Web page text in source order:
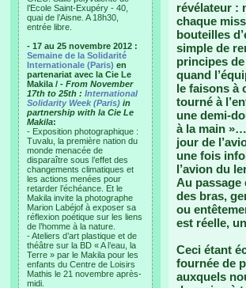
l’Ecole Saint-Exupéry - 40,
quai de l’Aisne. A 18h30,
entrée libre.
- 17 au 25 novembre 2012 :
Semaine de la Solidarité
Internationale (Paris) en
partenariat avec la Cie Le
Makila / - From November
17th to 25th : International
Solidarity Week (Paris) in
partnership with la Cie Le
Makila:
- Exposition photographique :
Tuvalu, la première nation du
monde menacée de
disparaître sous l’effet des
changements climatiques et
les actions menées pour
retarder l’échéance. Et le
Makila invite la photographe
Marion Labéjof à exposer sa
réflexion poétique sur les liens
de l’homme à la nature.
- Ateliers d’art plastique et de
théâtre sur la BD « A l’eau, la
Terre » par le Makila pour les
enfants du Centre de Loisirs
Mathis le 21 novembre après-
midi.
révélateur :
chaque
bouteilles
simple de
principes
quand
le faisons à
tourné à
une demi-
à la main
jour de
une fois
l’avion du
Au passage
des bras,
ou
est réelle,
Ceci étant
fournée de
auxquels